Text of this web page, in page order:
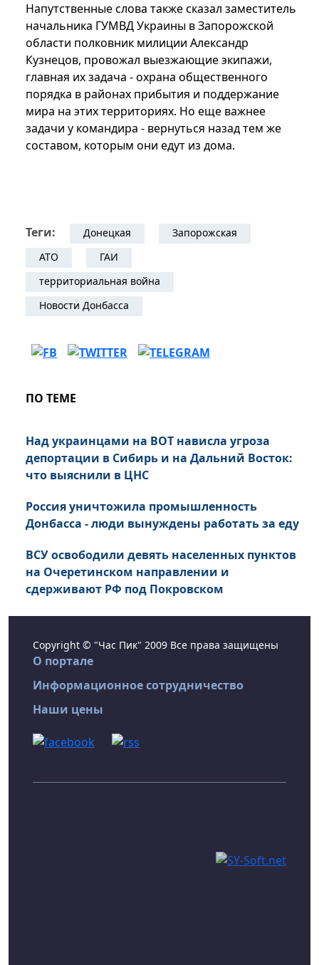
Напутственные слова также сказал заместитель
начальника ГУМВД Украины в Запорожской
области полковник милиции Александр
Кузнецов, провожал выезжающие экипажи,
главная их задача - охрана общественного
порядка в районах прибытия и поддержание
мира на этих территориях. Но еще важнее
задачи у командира - вернуться назад тем же
составом, которым они едут из дома.
Теги: Донецкая
Запорожская
АТО
ГАИ
территориальная война
Новости Донбасса
ПО ТЕМЕ
Над украинцами на ВОТ нависла угроза
депортации в Сибирь и на Дальний Восток:
что выяснили в ЦНС
Россия уничтожила промышленность
Донбасса - люди вынуждены работать за еду
ВСУ освободили девять населенных пунктов
на Очеретинском направлении и
сдерживают РФ под Покровском
Copyright © "Час Пик" 2009 Все права защищены
О портале
Информационное сотрудничество
Наши цены